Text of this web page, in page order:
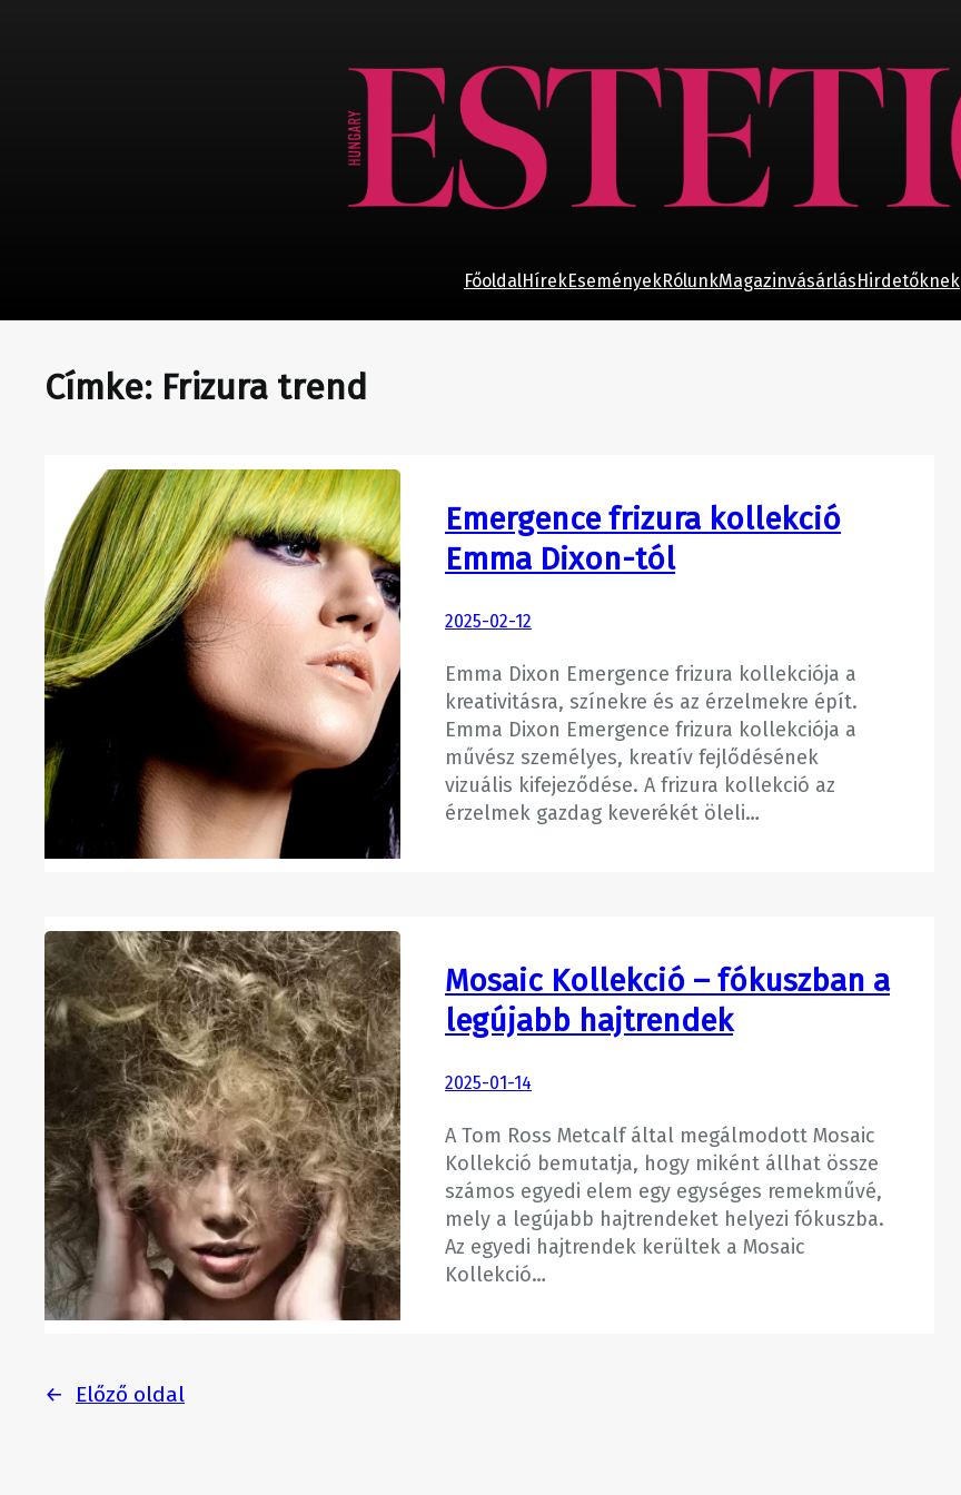
FőoldalHírekEseményekRólunkMagazinvásárlásHirdetőknek
Címke: Frizura trend
Emergence frizura kollekció
Emma Dixon-tól
2025-02-12
Emma Dixon Emergence frizura kollekciója a
kreativitásra, színekre és az érzelmekre épít.
Emma Dixon Emergence frizura kollekciója a
művész személyes, kreatív fejlődésének
vizuális kifejeződése. A frizura kollekció az
érzelmek gazdag keverékét öleli…
Mosaic Kollekció – fókuszban a
legújabb hajtrendek
2025-01-14
A Tom Ross Metcalf által megálmodott Mosaic
Kollekció bemutatja, hogy miként állhat össze
számos egyedi elem egy egységes remekművé,
mely a legújabb hajtrendeket helyezi fókuszba.
Az egyedi hajtrendek kerültek a Mosaic
Kollekció…
← Előző oldal